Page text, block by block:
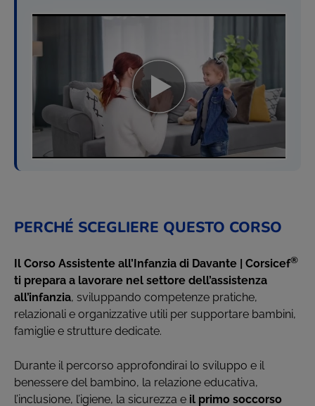
PERCHÉ SCEGLIERE QUESTO CORSO
Il Corso Assistente all’Infanzia di Davante | Corsicef®
ti prepara a lavorare nel settore dell’assistenza
all’infanzia, sviluppando competenze pratiche,
relazionali e organizzative utili per supportare bambini,
famiglie e strutture dedicate.
Durante il percorso approfondirai lo sviluppo e il
benessere del bambino, la relazione educativa,
l’inclusione, l’igiene, la sicurezza e il primo soccorso